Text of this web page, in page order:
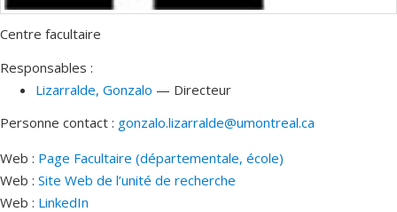
Centre facultaire
Responsables :
Lizarralde, Gonzalo — Directeur
Personne contact : gonzalo.lizarralde@umontreal.ca
Web : Page Facultaire (départementale, école)
Web : Site Web de l’unité de recherche
Web : LinkedIn